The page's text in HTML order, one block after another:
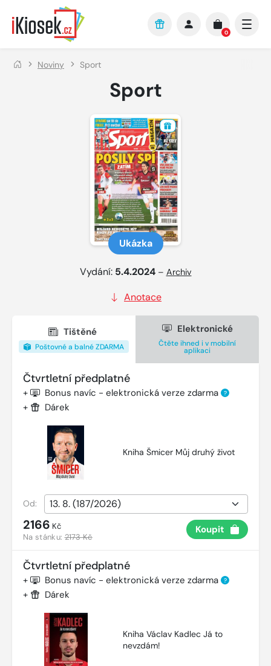
Přejít na hlavní obsah
0
Noviny Sport
Sport
Ukázka
Vydání: 5.4.2024 – Archiv
Anotace
Tištěné
Poštovné a balné ZDARMA
Elektronické
Čtěte ihned i v mobilní
aplikaci
Čtvrtletní předplatné
+ Bonus navíc - elektronická verze zdarma ?
+ Dárek
Kniha Šmicer Můj druhý život
Od:
2166 Kč
Na stánku:2173 Kč
Koupit
Čtvrtletní předplatné
+ Bonus navíc - elektronická verze zdarma ?
+ Dárek
Kniha Václav Kadlec Já to
nevzdám!